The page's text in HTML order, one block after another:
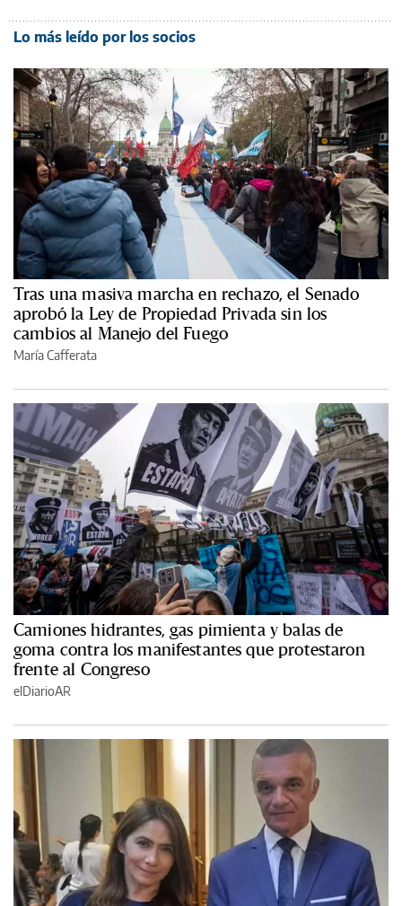
Lo más leído por los socios
Tras una masiva marcha en rechazo, el Senado
aprobó la Ley de Propiedad Privada sin los
cambios al Manejo del Fuego
María Cafferata
Camiones hidrantes, gas pimienta y balas de
goma contra los manifestantes que protestaron
frente al Congreso
elDiarioAR